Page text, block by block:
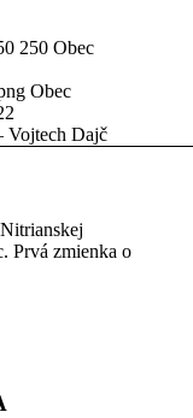
250 Obec
Obec
Vojtech Dajč
Prvá zmienka o